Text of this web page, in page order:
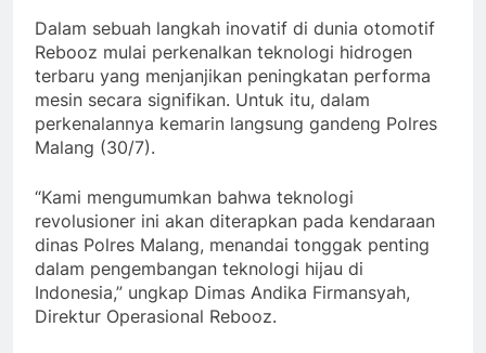
Dalam sebuah langkah inovatif di dunia otomotif
Rebooz mulai perkenalkan teknologi hidrogen
terbaru yang menjanjikan peningkatan performa
mesin secara signifikan. Untuk itu, dalam
perkenalannya kemarin langsung gandeng Polres
Malang (30/7).
“Kami mengumumkan bahwa teknologi
revolusioner ini akan diterapkan pada kendaraan
dinas Polres Malang, menandai tonggak penting
dalam pengembangan teknologi hijau di
Indonesia,” ungkap Dimas Andika Firmansyah,
Direktur Operasional Rebooz.